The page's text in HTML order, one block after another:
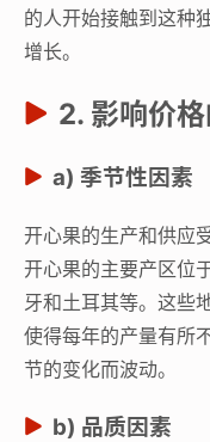
的人开始接触到这种
增长。
2. 影响价
a) 季节性因素
开心果的生产和供应
开心果的主要产区位
牙和土耳其等。这些
使得每年的产量有所
节的变化而波动。
b) 品质因素